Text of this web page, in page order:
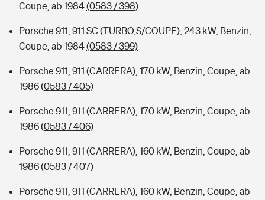
Coupe, ab 1984(0583 / 398)
Porsche 911, 911 SC (TURBO,S/COUPE), 243 kW, Benzin,
Coupe, ab 1984(0583 / 399)
Porsche 911, 911 (CARRERA), 170 kW, Benzin, Coupe, ab
1986(0583 / 405)
Porsche 911, 911 (CARRERA), 170 kW, Benzin, Coupe, ab
1986(0583 / 406)
Porsche 911, 911 (CARRERA), 160 kW, Benzin, Coupe, ab
1986(0583 / 407)
Porsche 911, 911 (CARRERA), 160 kW, Benzin, Coupe, ab